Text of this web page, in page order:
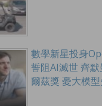
數學新星投身
誓阻AI滅世 齊
爾茲獎 憂大模